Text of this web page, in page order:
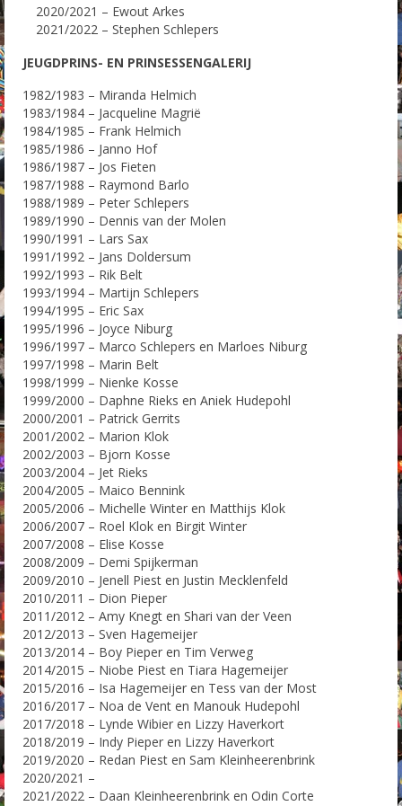
2020/2021 – Ewout Arkes
2021/2022 – Stephen Schlepers
JEUGDPRINS- EN PRINSESSENGALERIJ
1982/1983 – Miranda Helmich
1983/1984 – Jacqueline Magrië
1984/1985 – Frank Helmich
1985/1986 – Janno Hof
1986/1987 – Jos Fieten
1987/1988 – Raymond Barlo
1988/1989 – Peter Schlepers
1989/1990 – Dennis van der Molen
1990/1991 – Lars Sax
1991/1992 – Jans Doldersum
1992/1993 – Rik Belt
1993/1994 – Martijn Schlepers
1994/1995 – Eric Sax
1995/1996 – Joyce Niburg
1996/1997 – Marco Schlepers en Marloes Niburg
1997/1998 – Marin Belt
1998/1999 – Nienke Kosse
1999/2000 – Daphne Rieks en Aniek Hudepohl
2000/2001 – Patrick Gerrits
2001/2002 – Marion Klok
2002/2003 – Bjorn Kosse
2003/2004 – Jet Rieks
2004/2005 – Maico Bennink
2005/2006 – Michelle Winter en Matthijs Klok
2006/2007 – Roel Klok en Birgit Winter
2007/2008 – Elise Kosse
2008/2009 – Demi Spijkerman
2009/2010 – Jenell Piest en Justin Mecklenfeld
2010/2011 – Dion Pieper
2011/2012 – Amy Knegt en Shari van der Veen
2012/2013 – Sven Hagemeijer
2013/2014 – Boy Pieper en Tim Verweg
2014/2015 – Niobe Piest en Tiara Hagemeijer
2015/2016 – Isa Hagemeijer en Tess van der Most
2016/2017 – Noa de Vent en Manouk Hudepohl
2017/2018 – Lynde Wibier en Lizzy Haverkort
2018/2019 – Indy Pieper en Lizzy Haverkort
2019/2020 – Redan Piest en Sam Kleinheerenbrink
2020/2021 –
2021/2022 – Daan Kleinheerenbrink en Odin Corte